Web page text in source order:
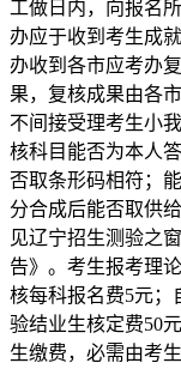
工做日内，向报名
办应于收到考生成
办收到各市应考办
果，复核成果由各
不间接受理考生小
核科目能否为本人
否取条形码相符；
分合成后能否取供
见辽宁招生测验之
告》。考生报考理
核每科报名费5元；
验结业生核定费50
生缴费，必需由考